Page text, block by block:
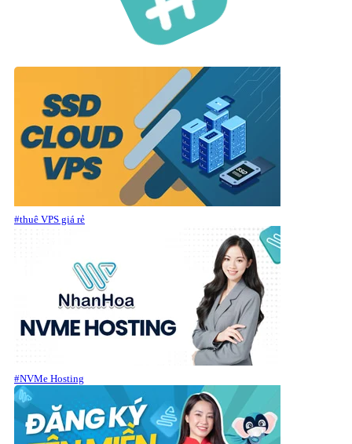
#thuê VPS giá rẻ
#NVMe Hosting